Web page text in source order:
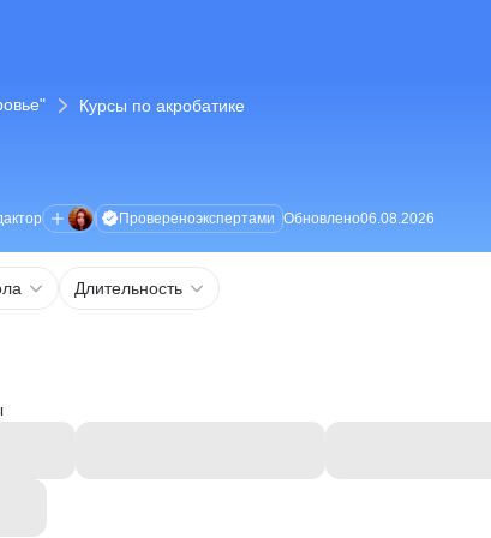
Курсы по акробатике
Провереноэкспертами Обновлено06.08.2026
Длительность